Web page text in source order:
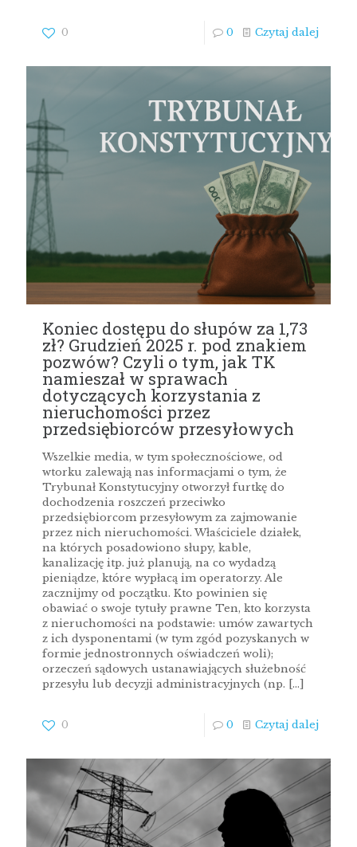
0 0 Czytaj dalej
Koniec dostępu do słupów za 1,73
zł? Grudzień 2025 r. pod znakiem
pozwów? Czyli o tym, jak TK
namieszał w sprawach
dotyczących korzystania z
nieruchomości przez
przedsiębiorców przesyłowych
Wszelkie media, w tym społecznościowe, od
wtorku zalewają nas informacjami o tym, że
Trybunał Konstytucyjny otworzył furtkę do
dochodzenia roszczeń przeciwko
przedsiębiorcom przesyłowym za zajmowanie
przez nich nieruchomości. Właściciele działek,
na których posadowiono słupy, kable,
kanalizację itp. już planują, na co wydadzą
pieniądze, które wypłacą im operatorzy. Ale
zacznijmy od początku. Kto powinien się
obawiać o swoje tytuły prawne Ten, kto korzysta
z nieruchomości na podstawie: umów zawartych
z ich dysponentami (w tym zgód pozyskanych w
formie jednostronnych oświadczeń woli);
orzeczeń sądowych ustanawiających służebność
przesyłu lub decyzji administracyjnych (np. […]
0 0 Czytaj dalej